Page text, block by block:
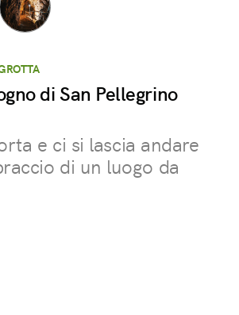
di San Pellegrino
e ci si lascia andare
di un luogo da